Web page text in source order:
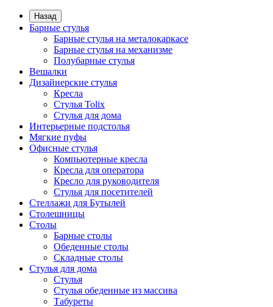
Назад
Барные стулья
Барные стулья на металокаркасе
Барные стулья на механизме
Полубарные стулья
Вешалки
Дизайнерские стулья
Кресла
Стулья Tolix
Стулья для дома
Интерьерные подстолья
Мягкие пуфы
Офисные стулья
Компьютерные кресла
Кресла для оператора
Кресло для руководителя
Стулья для посетителей
Стеллажи для Бутылей
Столешницы
Столы
Барные столы
Обеденные столы
Складные столы
Стулья для дома
Стулья
Стулья обеденные из маcсива
Табуреты